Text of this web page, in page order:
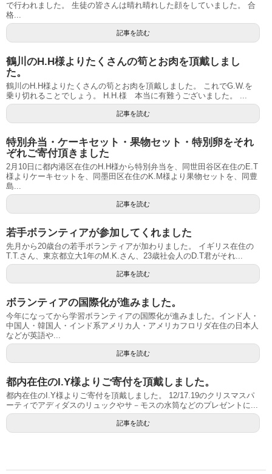
で行われました。 生徒の皆さんは晴れ晴れした顔をしていました。 合
格...
記事を読む
鶴川のH.H様よりたくさんの筍とお肉を頂戴しまし
た。
鶴川のH.H様よりたくさんの筍とお肉を頂戴しました。 これでG.W.を
乗り切れることでしょう。 H.H.様 本当に有難うございました。 ...
記事を読む
特別弁当・ケーキセット・果物セット・特別卵をそれ
ぞれご寄付頂きました
2月10日に都内港区在住のH.H様から特別弁当を、同世田谷区在住のE.T
様よりケーキセットを、同墨田区在住のK.M様より果物セットを、同豊
島...
記事を読む
若手ボランティアが参加してくれました
先月から20歳台の若手ボランティアが加わりました。 イギリス在住の
T.T.さん、東京都立大1年のM.K.さん、23歳社会人のD.T君がそれ...
記事を読む
ボランティアの国際化が進みました。
今年になってから学習ボランティアの国際化が進みました。インド人・
中国人・韓国人・インド系アメリカ人・アメリカフロリダ在住の日本人
などが英語や...
記事を読む
都内在住のI.Y様よりご寄付を頂戴しました。
都内在住のI.Y様よりご寄付を頂戴しました。 12/17.19のクリスマスパ
ーティでアディダスのリュックやサ－モスの水筒などのプレゼントに...
記事を読む